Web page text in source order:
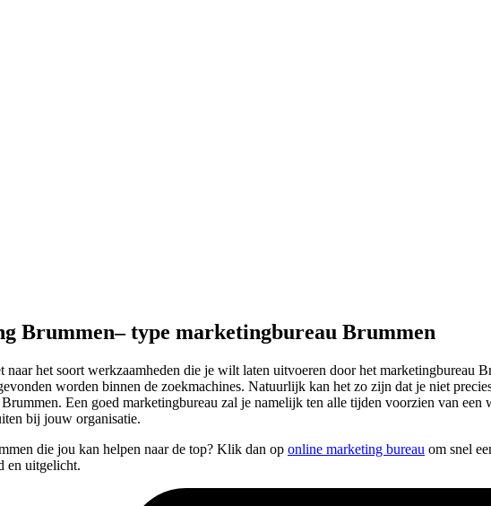
Brummen– type marketingbureau Brummen
naar het soort werkzaamheden die je wilt laten uitvoeren door het
worden binnen de zoekmachines. Natuurlijk kan het zo zijn dat je niet
Een goed marketingbureau zal je namelijk ten alle tijden voorzien van
bij jouw organisatie.
die jou kan helpen naar de top? Klik dan op online marketing bureau om snel
en uitgelicht.